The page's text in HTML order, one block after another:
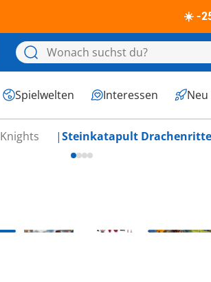
☀️ -
Spielwelten Interessen Neu
Knights Steinkatapult